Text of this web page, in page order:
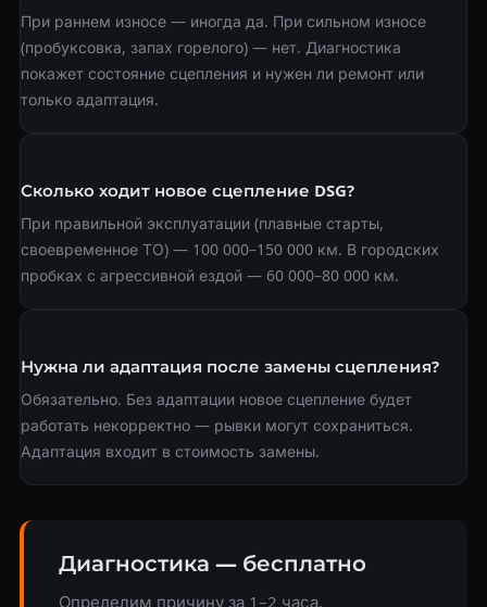
При раннем износе — иногда да. При сильном износе
(пробуксовка, запах горелого) — нет. Диагностика
покажет состояние сцепления и нужен ли ремонт или
только адаптация.
Сколько ходит новое сцепление DSG?
При правильной эксплуатации (плавные старты,
своевременное ТО) — 100 000–150 000 км. В городских
пробках с агрессивной ездой — 60 000–80 000 км.
Нужна ли адаптация после замены сцепления?
Обязательно. Без адаптации новое сцепление будет
работать некорректно — рывки могут сохраниться.
Адаптация входит в стоимость замены.
Диагностика — бесплатно
Определим причину за 1–2 часа.